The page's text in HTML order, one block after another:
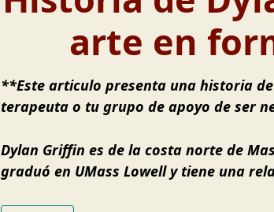
arte en
**Este articulo presenta una historia
terapeuta o tu grupo de apoyo de ser
Dylan Griffin es de la costa norte de
graduó en UMass Lowell y tiene una